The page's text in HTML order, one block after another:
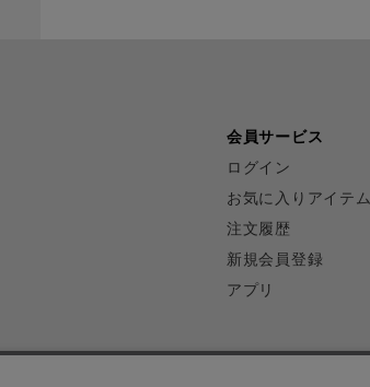
会員サービス
ログイン
お気に入りアイテム
注文履歴
新規会員登録
アプリ